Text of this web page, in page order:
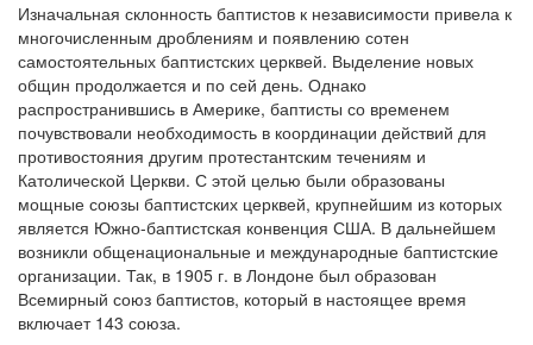
Изначальная склонность баптистов к независимости привела к
многочисленным дроблениям и появлению сотен
самостоятельных баптистских церквей. Выделение новых
общин продолжается и по сей день. Однако
распространившись в Америке, баптисты со временем
почувствовали необходимость в координации действий для
противостояния другим протестантским течениям и
Католической Церкви. С этой целью были образованы
мощные союзы баптистских церквей, крупнейшим из которых
является Южно-баптистская конвенция США. В дальнейшем
возникли общенациональные и международные баптистские
организации. Так, в 1905 г. в Лондоне был образован
Всемирный союз баптистов, который в настоящее время
включает 143 союза.